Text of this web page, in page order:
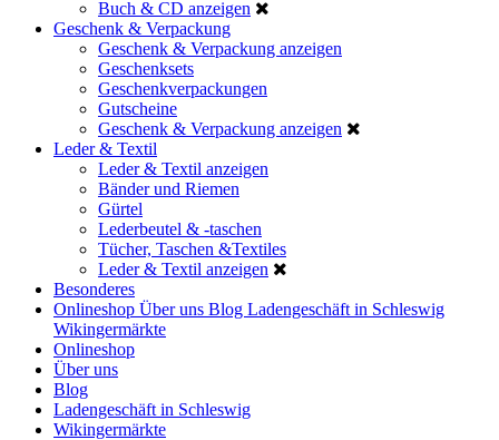
Buch & CD anzeigen
Geschenk & Verpackung
Geschenk & Verpackung anzeigen
Geschenksets
Geschenkverpackungen
Gutscheine
Geschenk & Verpackung anzeigen
Leder & Textil
Leder & Textil anzeigen
Bänder und Riemen
Gürtel
Lederbeutel & -taschen
Tücher, Taschen &Textiles
Leder & Textil anzeigen
Besonderes
Onlineshop Über uns Blog Ladengeschäft in Schleswig
Wikingermärkte
Onlineshop
Über uns
Blog
Ladengeschäft in Schleswig
Wikingermärkte